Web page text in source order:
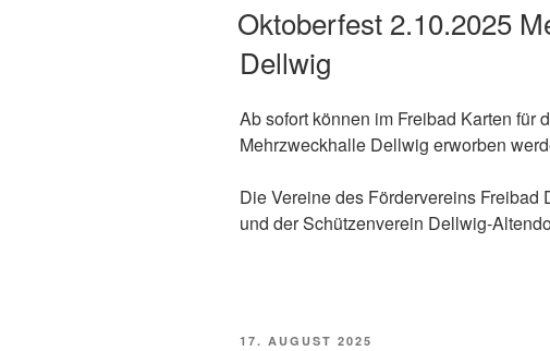
Oktoberfest 2.10.2025
Dellwig
Ab sofort können im Freibad Karten für
Mehrzweckhalle Dellwig erworben
Die Vereine des Fördervereins
und der Schützenverein Dellwig-
VERÖFFENTLICHT
17. AUGUST 2025